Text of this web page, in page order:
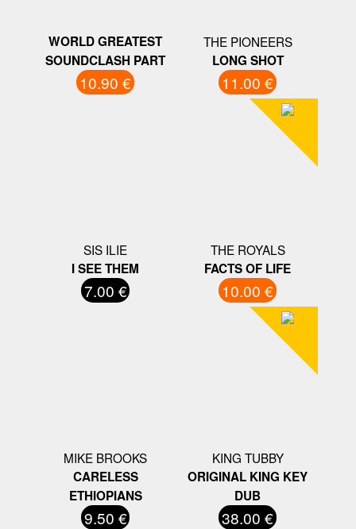
WORLD GREATEST
SOUNDCLASH PART
10.90 €
THE PIONEERS
LONG SHOT
11.00 €
SIS ILIE
I SEE THEM
7.00 €
THE ROYALS
FACTS OF LIFE
10.00 €
MIKE BROOKS
CARELESS
ETHIOPIANS
9.50 €
KING TUBBY
ORIGINAL KING KEY
DUB
38.00 €